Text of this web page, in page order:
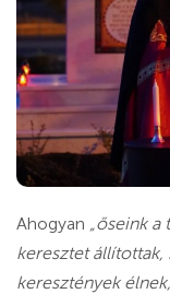
Ahogyan „őseink a
keresztet állítottak,
keresztények